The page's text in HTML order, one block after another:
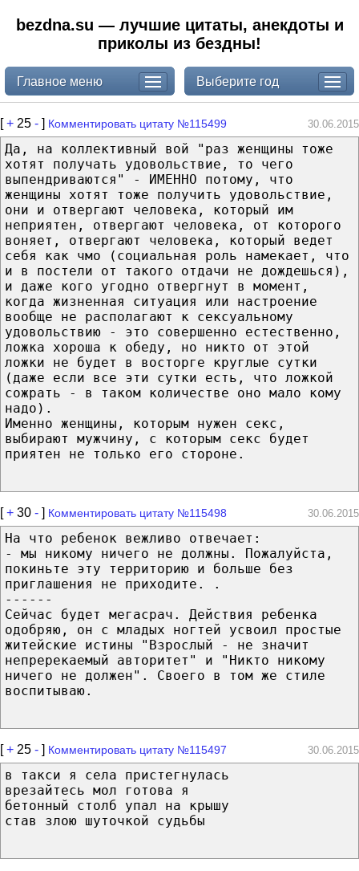
bezdna.su — лучшие цитаты, анекдоты и
приколы из бездны!
Главное меню Выберите год
[+ 25 - ] Комментировать цитату №115499 30.06.2015
Да, на коллективный вой "раз женщины тоже
хотят получать удовольствие, то чего
выпендриваются" - ИМЕННО потому, что
женщины хотят тоже получить удовольствие,
они и отвергают человека, который им
неприятен, отвергают человека, от которого
воняет, отвергают человека, который ведет
себя как чмо (социальная роль намекает, что
и в постели от такого отдачи не дождешься),
и даже кого угодно отвергнут в момент,
когда жизненная ситуация или настроение
вообще не располагают к сексуальному
удовольствию - это совершенно естественно,
ложка хороша к обеду, но никто от этой
ложки не будет в восторге круглые сутки
(даже если все эти сутки есть, что ложкой
сожрать - в таком количестве оно мало кому
надо).
Именно женщины, которым нужен секс,
выбирают мужчину, с которым секс будет
приятен не только его стороне.
[+ 30 - ] Комментировать цитату №115498 30.06.2015
На что ребенок вежливо отвечает:
- мы никому ничего не должны. Пожалуйста,
покиньте эту территорию и больше без
приглашения не приходите. .
------
Сейчас будет мегасрач. Действия ребенка
одобряю, он с младых ногтей усвоил простые
житейские истины "Взрослый - не значит
непререкаемый авторитет" и "Никто никому
ничего не должен". Своего в том же стиле
воспитываю.
[+ 25 - ] Комментировать цитату №115497 30.06.2015
в такси я села пристегнулась
врезайтесь мол готова я
бетонный столб упал на крышу
став злою шуточкой судьбы